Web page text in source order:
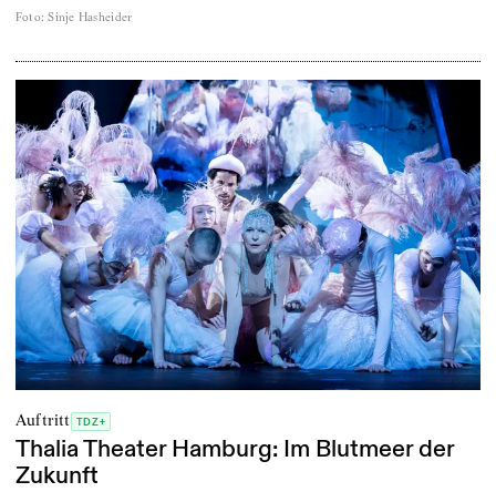
Foto: Sinje Hasheider
Auftritt TDZ+
Thalia Theater Hamburg: Im Blutmeer der
Zukunft